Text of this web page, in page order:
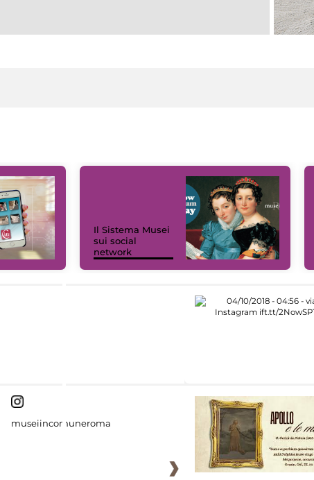
Il Sistema Musei
sui social
network
museiincomuneroma